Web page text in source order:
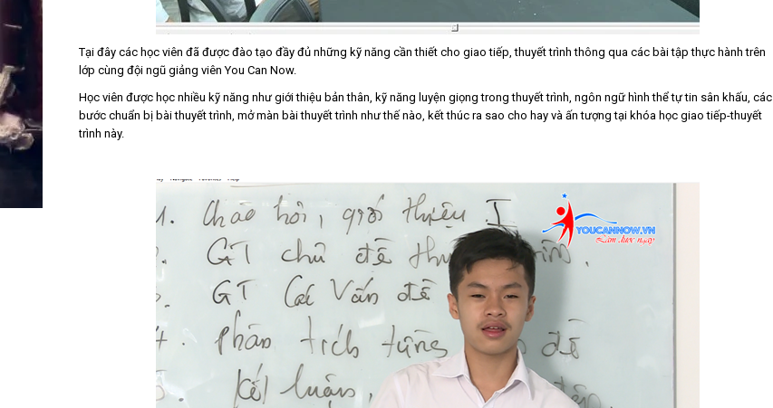
Tại đây các học viên đã được đào tạo đầy đủ những kỹ năng cần thiết cho giao tiếp, thuyết trình thông qua các bài tập thực hành trên
lớp cùng đội ngũ giảng viên You Can Now.
Học viên được học nhiều kỹ năng như giới thiệu bản thân, kỹ năng luyện giọng trong thuyết trình, ngôn ngữ hình thể tự tin sân khấu, các
bước chuẩn bị bài thuyết trình, mở màn bài thuyết trình như thế nào, kết thúc ra sao cho hay và ấn tượng tại khóa học giao tiếp-thuyết
trình này.